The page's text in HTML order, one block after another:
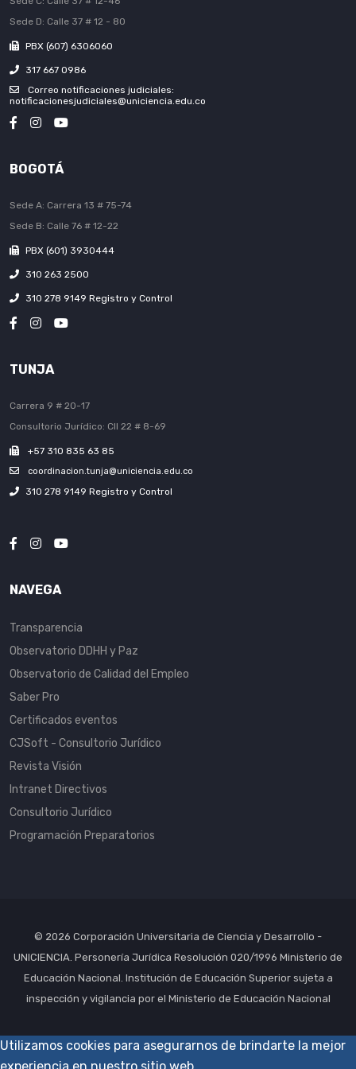
Sede D: Calle 37 # 12 - 80
PBX (607) 6306060
317 667 0986
Correo notificaciones judiciales:
notificacionesjudiciales@uniciencia.edu.co
BOGOTÁ
Sede A: Carrera 13 # 75-74
Sede B: Calle 76 # 12-22
PBX (601) 3930444
310 263 2500
310 278 9149 Registro y Control
TUNJA
Carrera 9 # 20-17
Consultorio Jurídico: Cll 22 # 8-69
+57 310 835 63 85
coordinacion.tunja@uniciencia.edu.co
310 278 9149 Registro y Control
NAVEGA
Transparencia
Observatorio DDHH y Paz
Observatorio de Calidad del Empleo
Saber Pro
Certificados eventos
CJSoft - Consultorio Jurídico
Revista Visión
Intranet Directivos
Consultorio Jurídico
Programación Preparatorios
© 2026 Corporación Universitaria de Ciencia y Desarrollo -
UNICIENCIA. Personería Jurídica Resolución 020/1996 Ministerio de
Educación Nacional. Institución de Educación Superior sujeta a
inspección y vigilancia por el Ministerio de Educación Nacional
Utilizamos cookies para asegurarnos de brindarte la mejor
experiencia en nuestro sitio web